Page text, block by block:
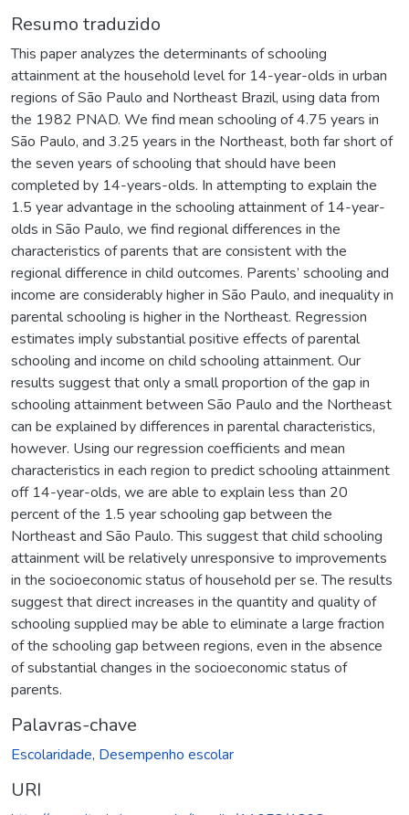
Resumo traduzido
This paper analyzes the determinants of schooling
attainment at the household level for 14-year-olds in urban
regions of São Paulo and Northeast Brazil, using data from
the 1982 PNAD. We find mean schooling of 4.75 years in
São Paulo, and 3.25 years in the Northeast, both far short of
the seven years of schooling that should have been
completed by 14-years-olds. In attempting to explain the
1.5 year advantage in the schooling attainment of 14-year-
olds in São Paulo, we find regional differences in the
characteristics of parents that are consistent with the
regional difference in child outcomes. Parents’ schooling and
income are considerably higher in São Paulo, and inequality in
parental schooling is higher in the Northeast. Regression
estimates imply substantial positive effects of parental
schooling and income on child schooling attainment. Our
results suggest that only a small proportion of the gap in
schooling attainment between São Paulo and the Northeast
can be explained by differences in parental characteristics,
however. Using our regression coefficients and mean
characteristics in each region to predict schooling attainment
off 14-year-olds, we are able to explain less than 20
percent of the 1.5 year schooling gap between the
Northeast and São Paulo. This suggest that child schooling
attainment will be relatively unresponsive to improvements
in the socioeconomic status of household per se. The results
suggest that direct increases in the quantity and quality of
schooling supplied may be able to eliminate a large fraction
of the schooling gap between regions, even in the absence
of substantial changes in the socioeconomic status of
parents.
Palavras-chave
Escolaridade, Desempenho escolar
URI